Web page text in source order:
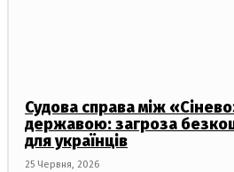
Судова справа між
державою: загроза
для українців
25 Червня, 2026